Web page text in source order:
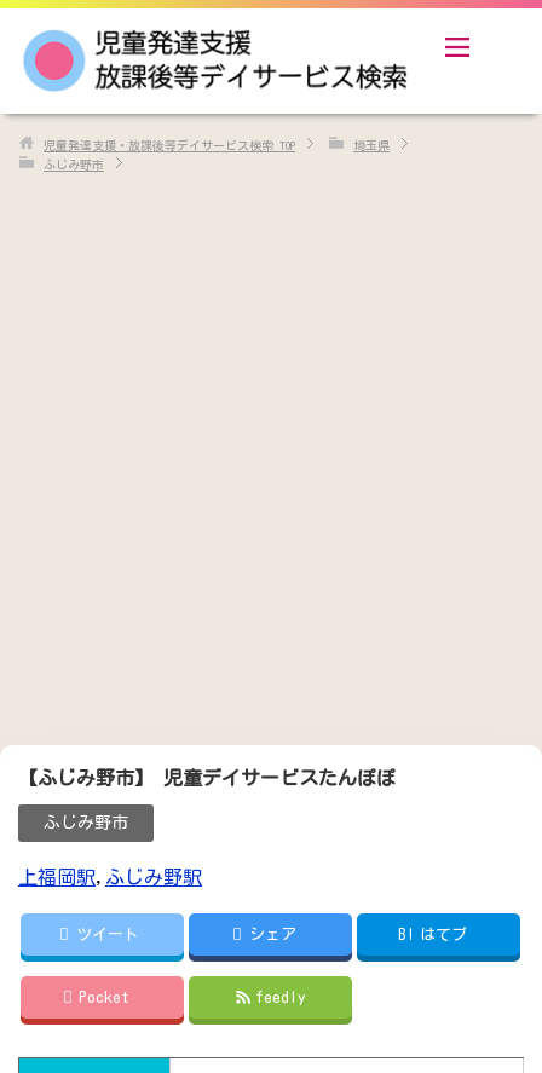
児童発達支援・放課後等デイサービス検索 TOP
埼玉県
ふじみ野市
【ふじみ野市】 児童デイサービスたんぽぽ
ふじみ野市
上福岡駅, ふじみ野駅
ツイート シェア B! はてブ
Pocket feedly